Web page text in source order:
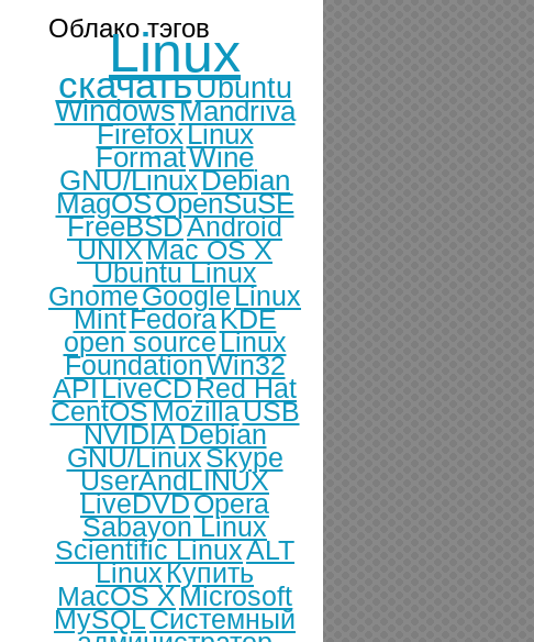
Облако тэгов
Linux
скачатьUbuntu
WindowsMandriva
FirefoxLinux
FormatWine
GNU/LinuxDebian
MagOSOpenSuSE
FreeBSDAndroid
UNIXMac OS X
Ubuntu Linux
GnomeGoogleLinux
MintFedoraKDE
open sourceLinux
FoundationWin32
APILiveCDRed Hat
CentOSMozillaUSB
NVIDIADebian
GNU/LinuxSkype
UserAndLINUX
LiveDVDOpera
Sabayon Linux
Scientific LinuxALT
LinuxКупить
MacOS XMicrosoft
MySQLСистемный